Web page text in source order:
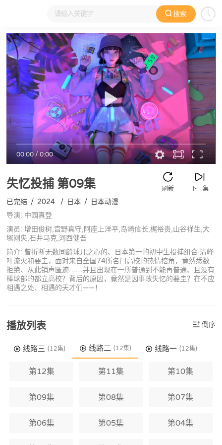
搜索
大家在看 日本动漫 国产动漫 欧美动漫 动漫电影
00:00/0:00
失忆投捕 第09集 下一集
刷新
已完结 / 2024 / 日本 / 日本动漫
导演: 中园真登
演员: 增田俊树,宫野真守,阿座上洋平,岛崎信长,梶裕贵,山谷祥生,大
塚刚央,石井马克,河西健吾
简介: 曾折断无数同龄球儿之心的、日本第一的初中生投捕组合·清峰
叶流火和要圭，面对来自全国74所名门高校的热情挖角，竟然悉数
拒绝、从此销声匿迹……并且出现在一所普通到不能再普通、且没有
棒球部的都立高校？背后的原因，竟然是因事故失忆的要圭？在不应
相遇之处、相遇的天才们——！
播放列表 倒序
线路三 (12集) 线路二 (12集) 线路一 (12集)
第12集 第11集 第10集
第09集 第08集 第07集
第06集 第05集 第04集